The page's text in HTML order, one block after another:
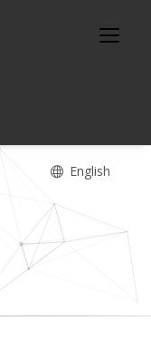
English